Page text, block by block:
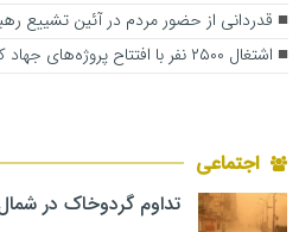
قدردانی از حضور مردم در آئین تشییع
اشتغال ۲۵۰۰ نفر با افتتاح پروژه‌های جهاد کشاورزی
اجتماعی
تداوم گردوخاک در